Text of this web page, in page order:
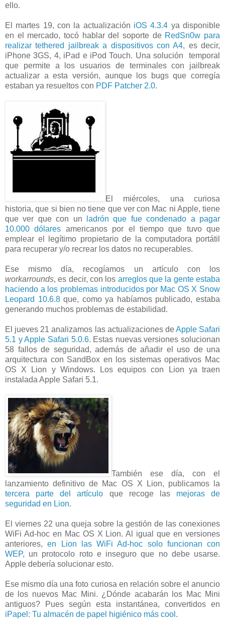
ello.
El martes 19, con la actualización iOS 4.3.4 ya disponible
en el mercado, tocó hablar del soporte de RedSn0w para
realizar tethered jailbreak a dispositivos con A4, es decir,
iPhone 3GS, 4, iPad e iPod Touch. Una solución temporal
que permite a los usuarios de terminales con jailbreak
actualizar a esta versión, aunque los bugs que corregía
estaban ya resueltos con PDF Patcher 2.0.
El miércoles, una curiosa
historia, que si bien no tiene que ver con Mac ni Apple, tiene
que ver que con un
ladrón que fue condenado a pagar
10.000 dólares americanos por el tiempo que tuvo que
emplear el legítimo propietario de la computadora portátil
para recuperar y/o recrear los datos no recuperables.
Ese mismo día, recogíamos un artículo con los
workarrounds, es decir, con los arreglos que la gente estaba
haciendo a los problemas introducidos por Mac OS X Snow
Leopard 10.6.8que, como ya habíamos publicado, estaba
generando muchos problemas de estabilidad.
El jueves 21 analizamos las actualizaciones deApple Safari
5.1 y Apple Safari 5.0.6. Estas nuevas versiones solucionan
58 fallos de seguridad, además de añadir el uso de una
arquitectura con SandBox en los sistemas operativos Mac
OS X Lion y Windows. Los equipos con Lion ya traen
instalada Apple Safari 5.1.
También ese día, con el
lanzamiento definitivo de Mac OS X Lion, publicamos la
tercera parte del artículo que recoge las mejoras de
seguridad en Lion.
El viernes 22 una queja sobre la gestión de las conexiones
WiFi Ad-hoc en Mac OS X Lion. Al igual que en versiones
anteriores,en Lion las WiFi Ad-hoc solo funcionan con
WEP, un protocolo roto e inseguro que no debe usarse.
Apple debería solucionar esto.
Ese mismo día una foto curiosa en relación sobre el anuncio
de los nuevos Mac Mini. ¿Dónde acabarán los Mac Mini
antiguos? Pues según esta instantánea, convertidos en
iPapel: Tu almacén de papel higiénico más cool .